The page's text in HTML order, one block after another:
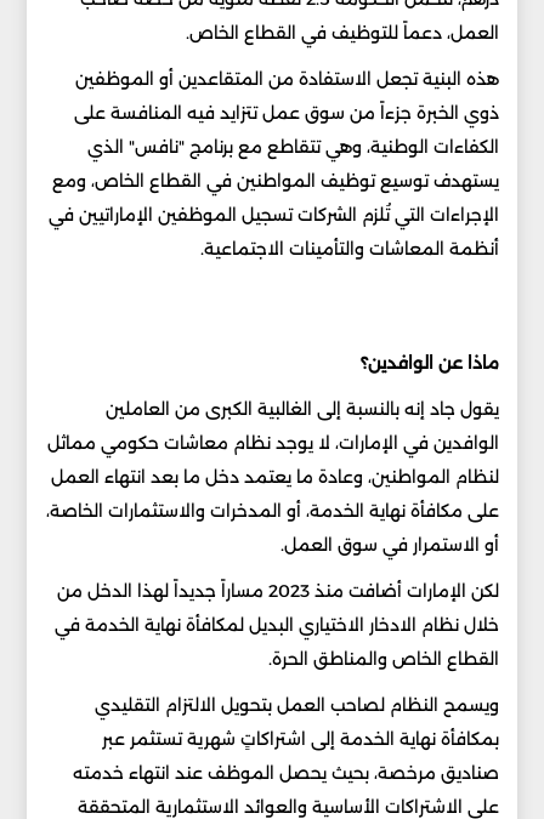
العمل، دعماً للتوظيف في القطاع الخاص.
هذه البنية تجعل الاستفادة من المتقاعدين أو الموظفين
ذوي الخبرة جزءاً من سوق عمل تتزايد فيه المنافسة على
الكفاءات الوطنية، وهي تتقاطع مع برنامج "نافس" الذي
يستهدف توسيع توظيف المواطنين في القطاع الخاص، ومع
الإجراءات التي تُلزم الشركات تسجيل الموظفين الإماراتيين في
أنظمة المعاشات والتأمينات الاجتماعية.
ماذا عن الوافدين؟
يقول جاد إنه بالنسبة إلى الغالبية الكبرى من العاملين
الوافدين في الإمارات، لا يوجد نظام معاشات حكومي مماثل
لنظام المواطنين، وعادة ما يعتمد دخل ما بعد انتهاء العمل
على مكافأة نهاية الخدمة، أو المدخرات والاستثمارات الخاصة،
أو الاستمرار في سوق العمل.
لكن الإمارات أضافت منذ 2023 مساراً جديداً لهذا الدخل من
خلال نظام الادخار الاختياري البديل لمكافأة نهاية الخدمة في
القطاع الخاص والمناطق الحرة.
ويسمح النظام لصاحب العمل بتحويل الالتزام التقليدي
بمكافأة نهاية الخدمة إلى اشتراكاتٍ شهرية تستثمر عبر
صناديق مرخصة، بحيث يحصل الموظف عند انتهاء خدمته
على الاشتراكات الأساسية والعوائد الاستثمارية المتحققة